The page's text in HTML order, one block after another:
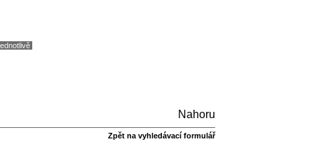
Nahoru
Zpět na vyhledávací formulář